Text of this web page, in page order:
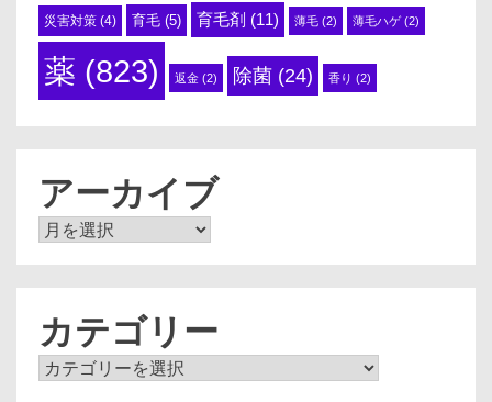
災害対策 (4) 育毛 (5) 育毛剤 (11) 薄毛 (2) 薄毛ハゲ(2)
薬 (823) 返金 (2) 除菌 (24) 香り (2)
アーカイブ
ア
カテゴリー
カ